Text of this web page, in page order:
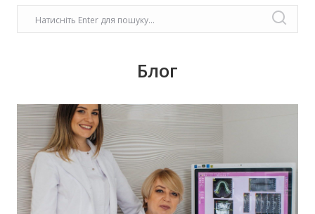
Блог
У передноворічній метушні, коли купуються
подарунки, прикрашаються оселі, бажаємо
святкового настрою, гармонії, радості!
Нехай прийдешній рік дарує дива й
здійснення заповітного!З Новим Роком!